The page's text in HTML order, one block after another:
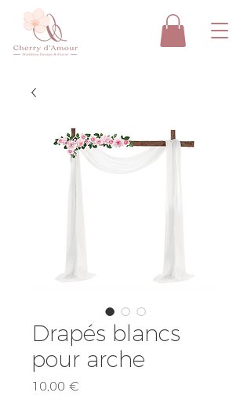
Drapés blancs
pour arche
10,00 €